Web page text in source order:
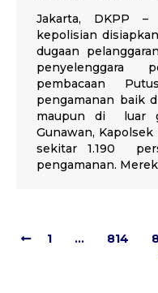
Jakarta, DKPP –
kepolisian
dugaan
penyelenggara
pembacaan
pengamanan baik
maupun di luar
Gunawan,
sekitar 1.190
pengamanan.
1 … 814